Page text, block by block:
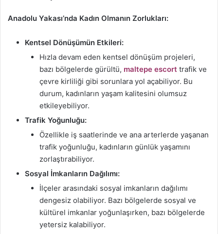
Anadolu Yakası’nda Kadın Olmanın Zorlukları:
Kentsel Dönüşümün Etkileri:
Hızla devam eden kentsel dönüşüm projeleri,
bazı bölgelerde gürültü, maltepe escort trafik ve
çevre kirliliği gibi sorunlara yol açabiliyor. Bu
durum, kadınların yaşam kalitesini olumsuz
etkileyebiliyor.
Trafik Yoğunluğu:
Özellikle iş saatlerinde ve ana arterlerde yaşanan
trafik yoğunluğu, kadınların günlük yaşamını
zorlaştırabiliyor.
Sosyal İmkanların Dağılımı:
İlçeler arasındaki sosyal imkanların dağılımı
dengesiz olabiliyor. Bazı bölgelerde sosyal ve
kültürel imkanlar yoğunlaşırken, bazı bölgelerde
yetersiz kalabiliyor.